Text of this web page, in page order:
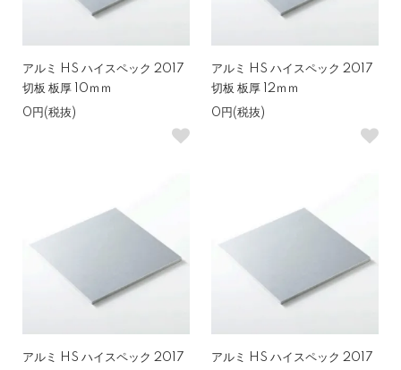
アルミ HS ハイスペック 2017
切板 板厚 10ｍｍ
0円(税抜)
アルミ HS ハイスペック 2017
切板 板厚 12ｍｍ
0円(税抜)
アルミ HS ハイスペック 2017
アルミ HS ハイスペック 2017